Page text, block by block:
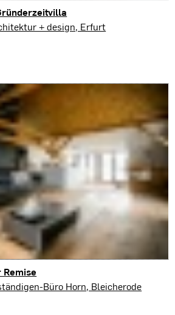
+ design, Erfurt
Büro Horn, Bleicherode